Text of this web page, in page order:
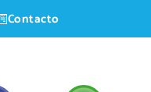
Contacto